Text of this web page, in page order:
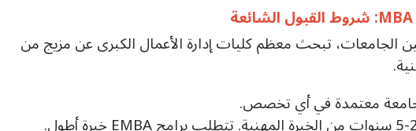
الجامعات، تبحث معظم كليات إدارة الأعمال الكبرى عن مزيج من
معتمدة في أي تخصص.